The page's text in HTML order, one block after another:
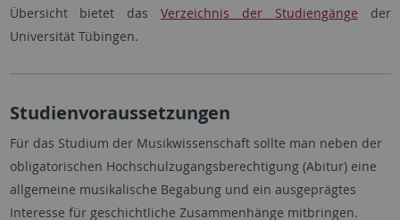
Übersicht bietet das Verzeichnis der Studiengänge der
Universität Tübingen.
Studienvoraussetzungen
Für das Studium der Musikwissenschaft sollte man neben der
obligatorischen Hochschulzugangsberechtigung (Abitur) eine
allgemeine musikalische Begabung und ein ausgeprägtes
Interesse für geschichtliche Zusammenhänge mitbringen.